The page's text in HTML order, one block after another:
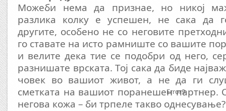
Можеби нема да признае, но никој
разлика колку е успешен, не сака да
другите, особено не со неговите
го ставате на исто рамниште со вашите
и велите дека тие се подобри од него,
разнишате врската. Тој сака да биде
човек во вашиот живот, а не да ги
сметката на вашиот поранешен партнер.
негова кожа – би трпеле такво однесување?
Error9